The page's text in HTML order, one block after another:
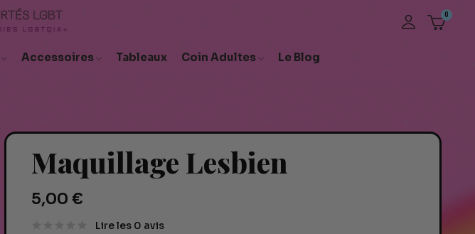
Accessoires Tableaux Coin Adultes Le Blog
Maquillage Lesbien
5,00 €
Lire les 0 avis